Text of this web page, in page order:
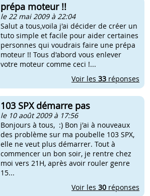
prépa moteur !!
le 22 mai 2009 à 22:04
Salut a tous,voila j'ai décider de créer un
tuto simple et facile pour aider certaines
personnes qui voudrais faire une prépa
moteur !! Tous d'abord vous enlever
votre moteur comme ceci !...
Voir les 33 réponses
103 SPX démarre pas
le 10 août 2009 à 17:56
Bonjours à tous, :) Bon j'ai à nouveaux
des problème sur ma poubelle 103 SPX,
elle ne veut plus démarrer. Tout à
commencer un bon soir, je rentre chez
moi vers 21H, après avoir rouler genre
15...
Voir les 30 réponses